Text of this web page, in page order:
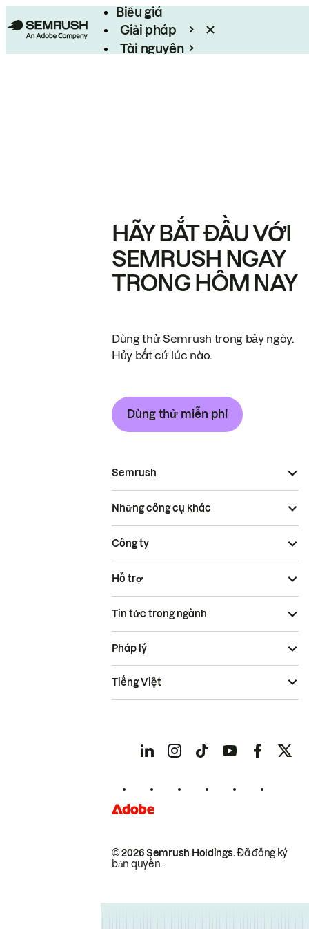
Biểu giá
Giải pháp
Tài nguyên
HÃY BẮT ĐẦU VỚI
SEMRUSH NGAY
TRONG HÔM NAY
Dùng thử Semrush trong bảy ngày.
Hủy bất cứ lúc nào.
Dùng thử miễn phí
Semrush
Những công cụ khác
Công ty
Hỗ trợ
Tin tức trong ngành
© 2026 Semrush Holdings.Đã đăng ký
bản quyền.
Pháp lý
Tiếng Việt